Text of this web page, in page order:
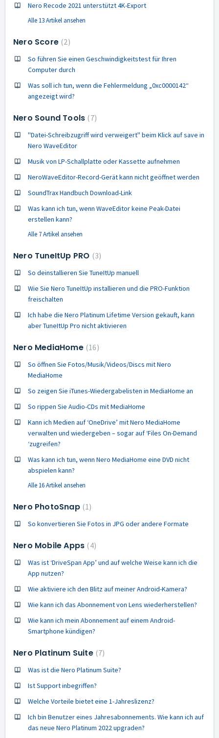
Nero Recode 2021 unterstützt 4K-Export
Alle 13 Artikel ansehen
Nero Score 2
So führen Sie einen Geschwindigkeitstest für Ihren
Computer durch
Was soll ich tun, wenn die Fehlermeldung „0xc0000142“
angezeigt wird?
Nero Sound Tools 7
''Datei-Schreibzugriff wird verweigert'' beim Klick auf save in
Nero WaveEditor
Musik von LP-Schallplatte oder Kassette aufnehmen
NeroWaveEditor-Record-Gerät kann nicht geöffnet werden
SoundTrax Handbuch Download-Link
Was kann ich tun, wenn WaveEditor keine Peak-Datei
erstellen kann?
Alle 7 Artikel ansehen
Nero TuneItUp PRO 3
So deinstallieren Sie TuneItUp manuell
Wie Sie Nero TuneItUp installieren und die PRO-Funktion
freischalten
Ich habe die Nero Platinum Lifetime Version gekauft, kann
aber TuneItUp Pro nicht aktivieren
Nero MediaHome 16
So öffnen Sie Fotos/Musik/Videos/Discs mit Nero
MediaHome
So zeigen Sie iTunes-Wiedergabelisten in MediaHome an
So rippen Sie Audio-CDs mit MediaHome
Kann ich Medien auf ‘OneDrive’ mit Nero MediaHome
verwalten und wiedergeben – sogar auf ‘Files On-Demand
‘zugreifen?
Was kann ich tun, wenn Nero MediaHome eine DVD nicht
abspielen kann?
Alle 16 Artikel ansehen
Nero PhotoSnap 1
So konvertieren Sie Fotos in JPG oder andere Formate
Nero Mobile Apps 4
Was ist ‘DriveSpan App’ und auf welche Weise kann ich die
App nutzen?
Wie aktiviere ich den Blitz auf meiner Android-Kamera?
Wie kann ich das Abonnement von Lens wiederherstellen?
Wie kann ich mein Abonnement auf einem Android-
Smartphone kündigen?
Nero Platinum Suite 7
Was ist die Nero Platinum Suite?
Ist Support inbegriffen?
Welche Vorteile bietet eine 1-Jahreslizenz?
Ich bin Benutzer eines Jahresabonnements. Wie kann ich auf
das neue Nero Platinum 2022 upgraden?